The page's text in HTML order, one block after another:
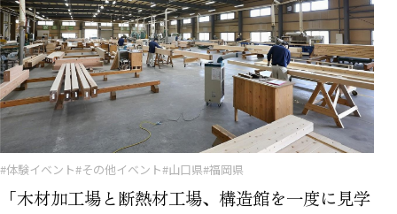
#体験イベント#その他イベント#山口県#福岡県
「木材加工場と断熱材工場、構造館を一度に見学